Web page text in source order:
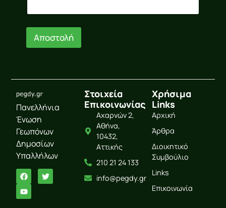
l
E
a
Αποστολή
Πανελλήνια
Ένωση
Γεωπόνων
Δημοσίων
Υπαλλήλων
Στοιχεία
Επικοινωνίας
Αχαρνών 2,
Αθήνα,
10432,
Αττικής
210 21 24 133
info@pegdy.gr
Χρήσιμα
Links
Αρχική
Άρθρα
Διοικητικό
Συμβούλιο
Links
Επικοινωνία